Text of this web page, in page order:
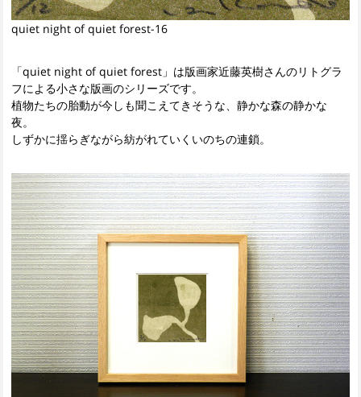
quiet night of quiet forest-16
「quiet night of quiet forest」は版画家近藤英樹さんのリトグラ
フによる小さな版画のシリーズです。
植物たちの胎動が今しも聞こえてきそうな、静かな森の静かな
夜。
しずかに揺らぎながら紡がれていくいのちの連鎖。